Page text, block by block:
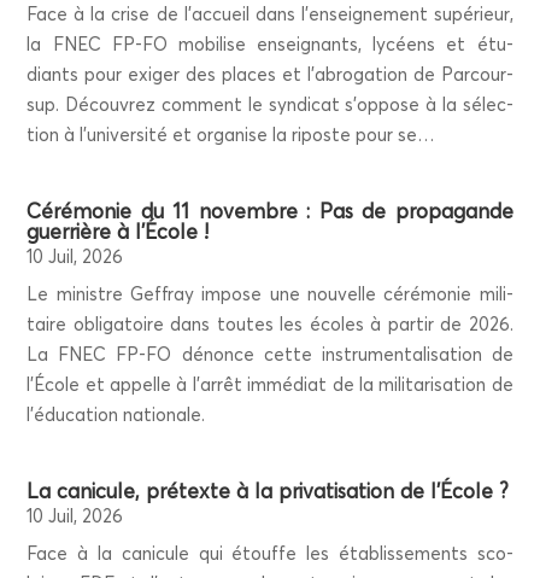
Face à la crise de l’ac­cueil dans l’en­sei­gne­ment supé­rieur,
la FNEC FP-FO mobi­lise ensei­gnants, lycéens et étu­
diants pour exi­ger des places et l’a­bro­ga­tion de Par­cour­
sup. Décou­vrez com­ment le syn­di­cat s’op­pose à la sélec­
tion à l’u­ni­ver­si­té et orga­nise la riposte pour se…
Céré­mo­nie du 11 novembre : Pas de pro­pa­gande
guer­rière à l’École !
10 Juil, 2026
Le ministre Gef­fray impose une nou­velle céré­mo­nie mili­
taire obli­ga­toire dans toutes les écoles à par­tir de 2026.
La FNEC FP-FO dénonce cette ins­tru­men­ta­li­sa­tion de
l’É­cole et appelle à l’ar­rêt immé­diat de la mili­ta­ri­sa­tion de
l’é­du­ca­tion nationale.
La cani­cule, pré­texte à la pri­va­ti­sa­tion de l’École ?
10 Juil, 2026
Face à la cani­cule qui étouffe les éta­blis­se­ments sco­